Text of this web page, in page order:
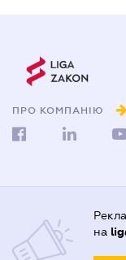
ПРО КОМПАНІЮ
на